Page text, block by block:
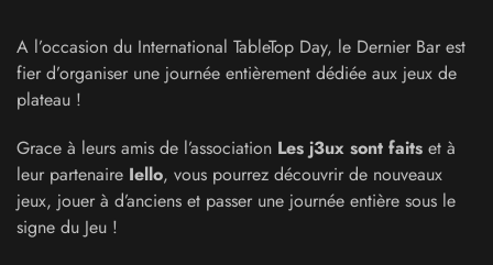
A l’occasion du International TableTop Day, le Dernier Bar est
fier d’organiser une journée entièrement dédiée aux jeux de
plateau !
Grace à leurs amis de l’association Les j3ux sont faits et à
leur partenaire Iello, vous pourrez découvrir de nouveaux
jeux, jouer à d’anciens et passer une journée entière sous le
signe du Jeu !